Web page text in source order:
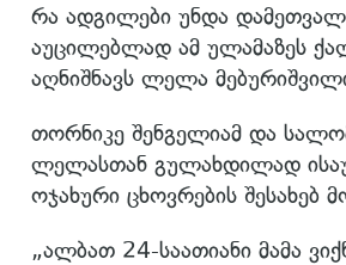
რა ადგილები უნდა
აუცილებლად ამ ულამაზეს
აღნიშნავს ლელა
თორნიკე შენგელიამ და
ლელასთან გულახდილად
ოჯახური ცხოვრების შესახებ
„ალბათ 24-საათიანი მამა